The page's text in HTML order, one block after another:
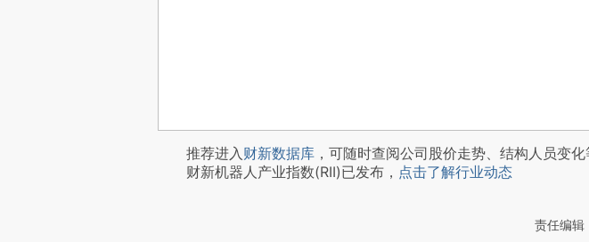
推荐进入财新数据库 ，可随时查阅公司股价走势、结构人员变化
财新机器人产业指数(RII)已发布， 点击了解行业动态
责任编辑